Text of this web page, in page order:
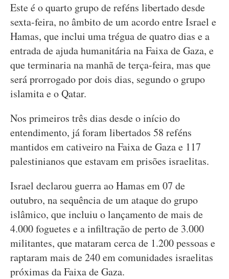
Este é o quarto grupo de reféns libertado desde
sexta-feira, no âmbito de um acordo entre Israel e
Hamas, que inclui uma trégua de quatro dias e a
entrada de ajuda humanitária na Faixa de Gaza, e
que terminaria na manhã de terça-feira, mas que
será prorrogado por dois dias, segundo o grupo
islamita e o Qatar.
Nos primeiros três dias desde o início do
entendimento, já foram libertados 58 reféns
mantidos em cativeiro na Faixa de Gaza e 117
palestinianos que estavam em prisões israelitas.
Israel declarou guerra ao Hamas em 07 de
outubro, na sequência de um ataque do grupo
islâmico, que incluiu o lançamento de mais de
4.000 foguetes e a infiltração de perto de 3.000
militantes, que mataram cerca de 1.200 pessoas e
raptaram mais de 240 em comunidades israelitas
próximas da Faixa de Gaza.